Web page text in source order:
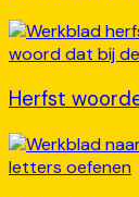
Herfst